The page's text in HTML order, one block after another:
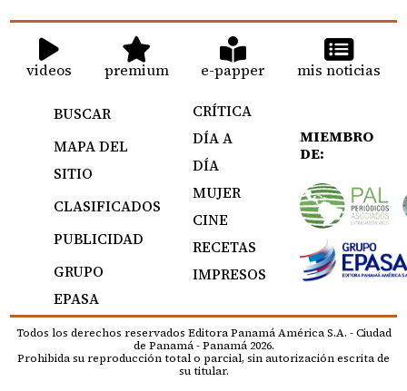
videos premium e-papper mis noticias
BUSCAR
MAPA DEL
SITIO
CLASIFICADOS
PUBLICIDAD
GRUPO
EPASA
CRÍTICA
DÍA A
DÍA
MUJER
CINE
RECETAS
IMPRESOS
MIEMBRO
DE:
Todos los derechos reservados Editora Panamá América S.A. - Ciudad
de Panamá - Panamá 2026.
Prohibida su reproducción total o parcial, sin autorización escrita de
su titular.